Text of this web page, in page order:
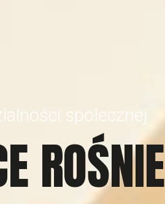
ia ności społecznej
EROŚNIE